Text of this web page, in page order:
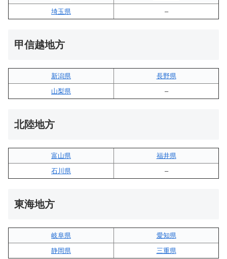
埼玉県
–
甲信越地方
新潟県
長野県
山梨県
–
北陸地方
富山県
福井県
石川県
–
東海地方
岐阜県
愛知県
静岡県
三重県